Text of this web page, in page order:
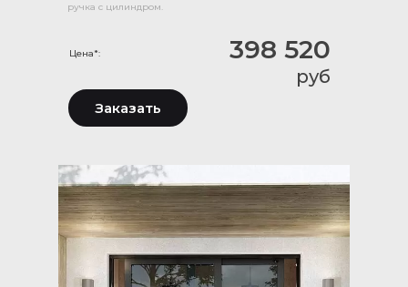
398 520
руб
ручка с цилиндром.
Цена*:
Заказать